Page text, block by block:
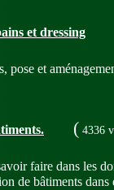
et dressing
pose et
( 4336
faire dans les
de bâtiments dans